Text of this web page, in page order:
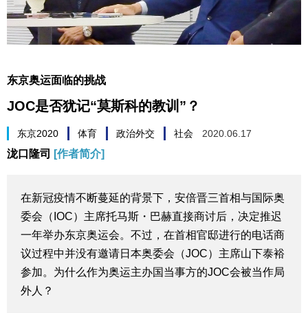
العربية
社会
生活与旅游
视觉日本
新闻
话题
东京奥运面临的挑战
JOC是否犹记“莫斯科的教训”？
东京2020 体育 政治外交 社会 2020.06.17
泷口隆司 [作者简介]
在新冠疫情不断蔓延的背景下，安倍晋三首相与国际奥
委会（IOC）主席托马斯・巴赫直接商讨后，决定推迟
一年举办东京奥运会。不过，在首相官邸进行的电话商
议过程中并没有邀请日本奥委会（JOC）主席山下泰裕
参加。为什么作为奥运主办国当事方的JOC会被当作局
外人？